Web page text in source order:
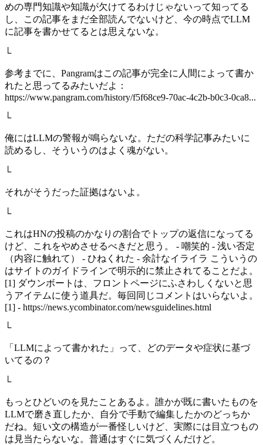
めの専門知識や知識が欠けてるわけじゃないって知ってる
し、この記事をまだ全部読んでないけど、今の時点でLLM
に記事を書かせてるとは思えないな。
└
参考までに、Pangramはこの記事が完全に人間によって書か
れたと思ってるみたいだよ：
https://www.pangram.com/history/f5f68ce9-70ac-4c2b-b0c3-0ca8...
└
俺にはLLMの警報が鳴らないな。ただの科学記事みたいに
読めるし、そういうのはよく魂がない。
└
それがそうだった証拠はないよ。
└
これはHNの投稿のかなりの割合でトップの返信になってる
けど、これをやめさせるべきだと思う。 - 嘲笑的 - 浅い否定
（内容に触れて） - ひねくれた - 余計なイライラ こういうの
はサイトのガイドラインで明示的に禁止されてることだよ。
[1] ダウンボートは、フロントページにふさわしくないと思
うアイテムに使う道具だ。毎回同じコメントはいらないよ。
[1] - https://news.ycombinator.com/newsguidelines.html
└
「LLMによって書かれた」って、どのデータや症状に基づ
いてるの？
└
もっとひどいのを見たことあるよ。誰かが既に書いたものを
LLMで磨き直したか、自分で手動で編集したかのどっちか
だね。短い文の構造が一番怪しいけど、実際には目立つもの
は見当たらないな。普通はすぐに気づくんだけど。